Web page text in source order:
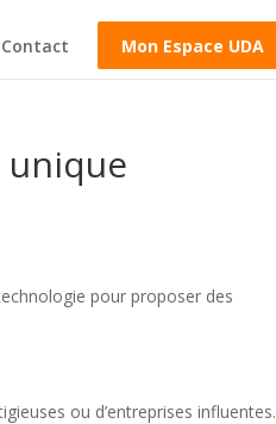
Contact Mon Espace UDA
unique
pour proposer des
ou d’entreprises influentes.